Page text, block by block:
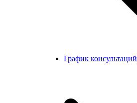
График консультаций